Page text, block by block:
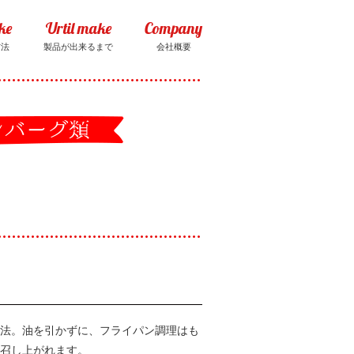
Urtil make
製品が出来るまで
Company
会社概要
。油を引かずに、フライパン調理はも
し上がれます。